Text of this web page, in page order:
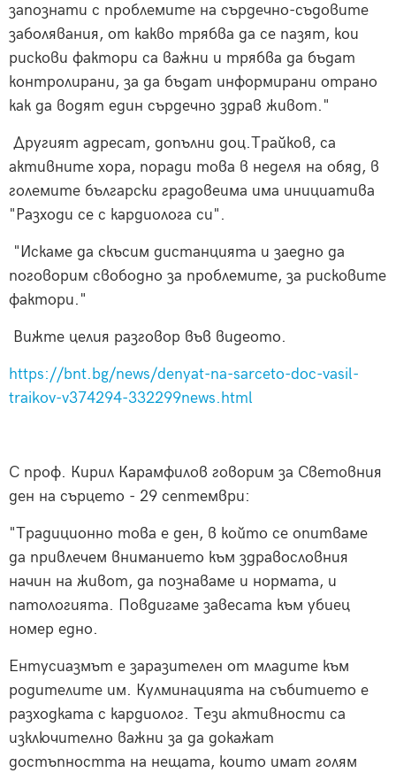
запознати с проблемите на сърдечно-съдовите
заболявания, от какво трябва да се пазят, кои
рискови фактори са важни и трябва да бъдат
контролирани, за да бъдат информирани отрано
как да водят един сърдечно здрав живот."
Другият адресат, допълни доц.Трайков, са
активните хора, поради това в неделя на обяд, в
големите български градовеима има инициатива
"Разходи се с кардиолога си".
"Искаме да скъсим дистанцията и заедно да
поговорим свободно за проблемите, за рисковите
фактори."
Вижте целия разговор във видеото.
https://bnt.bg/news/denyat-na-sarceto-doc-vasil-
traikov-v374294-332299news.html
С проф. Кирил Карамфилов говорим за Световния
ден на сърцето - 29 септември:
"Традиционно това е ден, в който се опитваме
да привлечем вниманието към здравословния
начин на живот, да познаваме и нормата, и
патологията. Повдигаме завесата към убиец
номер едно.
Ентусиазмът е заразителен от младите към
родителите им. Кулминацията на събитието е
разходката с кардиолог. Тези активности са
изключително важни за да докажат
достъпността на нещата, които имат голям